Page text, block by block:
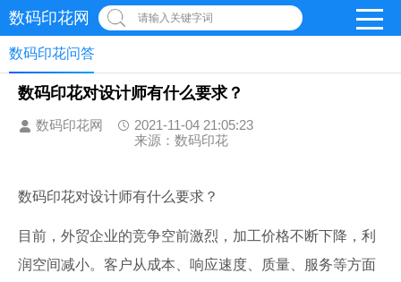
数码印花网 请输入关键字词
数码印花问答
数码印花对设计师有什么要求？
数码印花网
2021-11-04 21:05:23
来源：数码印花
数码印花对设计师有什么要求？
目前，外贸企业的竞争空前激烈，加工价格不断下降，利
润空间减小。客户从成本、响应速度、质量、服务等方面